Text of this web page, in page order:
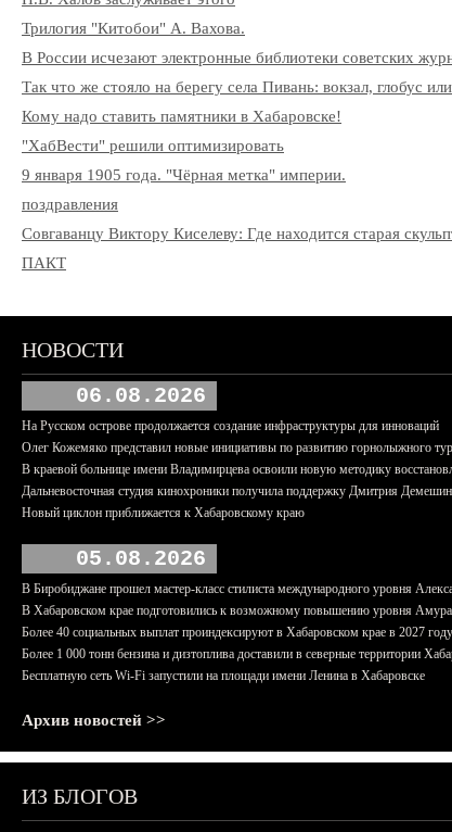
Трилогия "Китобои" А. Вахова.
В России исчезают электронные библиотеки советских
Так что же стояло на берегу села Пивань: вокзал, глобус
Кому надо ставить памятники в Хабаровске!
"ХабВести" решили оптимизировать
9 января 1905 года. "Чёрная метка" империи.
поздравления
Совгаванцу Виктору Киселеву: Где находится старая
ПАКТ
НОВОСТИ
06.08.2026
На Русском острове продолжается создание инфраструктуры для инноваций
Олег Кожемяко представил новые инициативы по развитию горнолыжного
В краевой больнице имени Владимирцева освоили новую методику
Дальневосточная студия кинохроники получила поддержку Дмитрия
Новый циклон приближается к Хабаровскому краю
05.08.2026
В Биробиджане прошел мастер-класс стилиста международного уровня
В Хабаровском крае подготовились к возможному повышению уровня Амура
Более 40 социальных выплат проиндексируют в Хабаровском крае в 2027 году
Более 1 000 тонн бензина и дизтоплива доставили в северные территории
Бесплатную сеть Wi-Fi запустили на площади имени Ленина в Хабаровске
Архив новостей >>
ИЗ БЛОГОВ